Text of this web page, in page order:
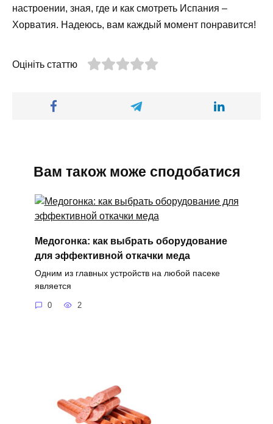
настроении, зная, где и как смотреть Испания –
Хорватия. Надеюсь, вам каждый момент понравится!
Оцініть статтю
Вам також може сподобатися
Медогонка: как выбрать оборудование
для эффективной откачки меда
Одним из главных устройств на любой пасеке
является
0 2